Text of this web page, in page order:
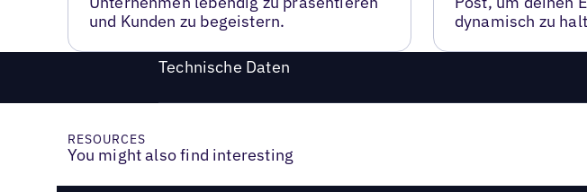
und Kunden zu begeistern.
dynamisch zu
Technische Daten
RESOURCES
You might also find interesting